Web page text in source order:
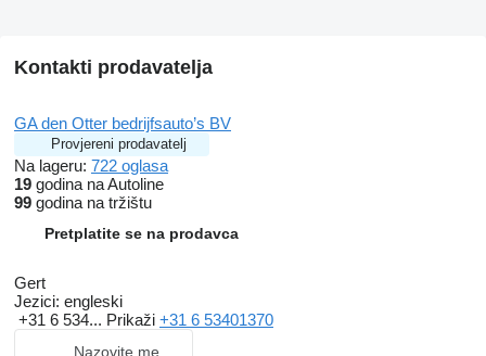
Kontakti prodavatelja
GA den Otter bedrijfsauto’s BV
Provjereni prodavatelj
Na lageru: 722 oglasa
19 godina na Autoline
99 godina na tržištu
Pretplatite se na prodavca
Gert
Jezici: engleski
+31 6 534... Prikaži +31 6 53401370
Nazovite me